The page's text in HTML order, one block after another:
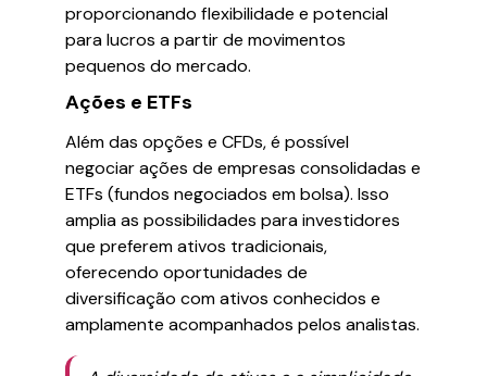
proporcionando flexibilidade e potencial
para lucros a partir de movimentos
pequenos do mercado.
Ações e ETFs
Além das opções e CFDs, é possível
negociar ações de empresas consolidadas e
ETFs (fundos negociados em bolsa). Isso
amplia as possibilidades para investidores
que preferem ativos tradicionais,
oferecendo oportunidades de
diversificação com ativos conhecidos e
amplamente acompanhados pelos analistas.